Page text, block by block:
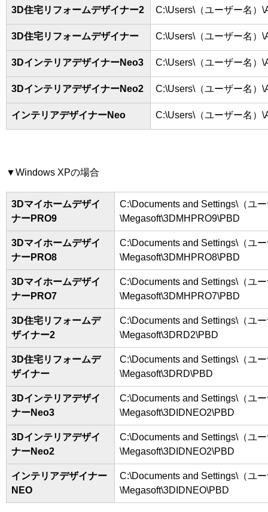
3D住宅リフォームデザイナー2 C:\Users\（ユーザー名）
3D住宅リフォームデザイナー C:\Users\（ユーザー名）
3DインテリアデザイナーNeo3 C:\Users\（ユーザー名）
3DインテリアデザイナーNeo2 C:\Users\（ユーザー名）
インテリアデザイナーNeo C:\Users\（ユーザー名）
▼Windows XPの場合
3Dマイホームデザイ
ナーPRO9
C:\Documents and Settings\（ユ
\Megasoft\3DMHPRO9\PBD
3Dマイホームデザイ
ナーPRO8
C:\Documents and Settings\（ユ
\Megasoft\3DMHPRO8\PBD
3Dマイホームデザイ
ナーPRO7
C:\Documents and Settings\（ユ
\Megasoft\3DMHPRO7\PBD
3D住宅リフォームデ
ザイナー2
C:\Documents and Settings\（ユ
\Megasoft\3DRD2\PBD
3D住宅リフォームデ
ザイナー
C:\Documents and Settings\（ユ
\Megasoft\3DRD\PBD
3Dインテリアデザイ
ナーNeo3
C:\Documents and Settings\（ユ
\Megasoft\3DIDNEO2\PBD
3Dインテリアデザイ
ナーNeo2
C:\Documents and Settings\（ユ
\Megasoft\3DIDNEO2\PBD
インテリアデザイナー
NEO
C:\Documents and Settings\（ユ
\Megasoft\3DIDNEO\PBD